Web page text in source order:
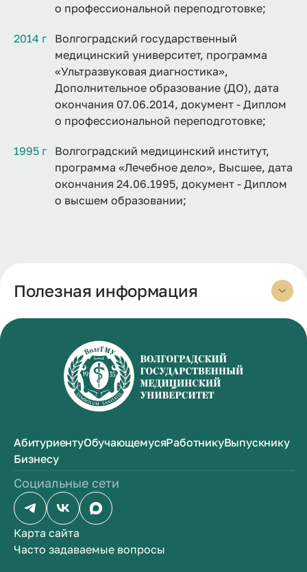
о профессиональной переподготовке;
2014 г
Волгоградский государственный
медицинский университет, программа
«Ультразвуковая диагностика»,
Дополнительное образование (ДО), дата
окончания 07.06.2014, документ - Диплом
о профессиональной переподготовке;
1995 г
Волгоградский медицинский институт,
программа «Лечебное дело», Высшее, дата
окончания 24.06.1995, документ - Диплом
о высшем образовании;
Полезная информация
АбитуриентуОбучающемусяРаботникуВыпускнику
Бизнесу
Социальные сети
Карта сайта
Часто задаваемые вопросы